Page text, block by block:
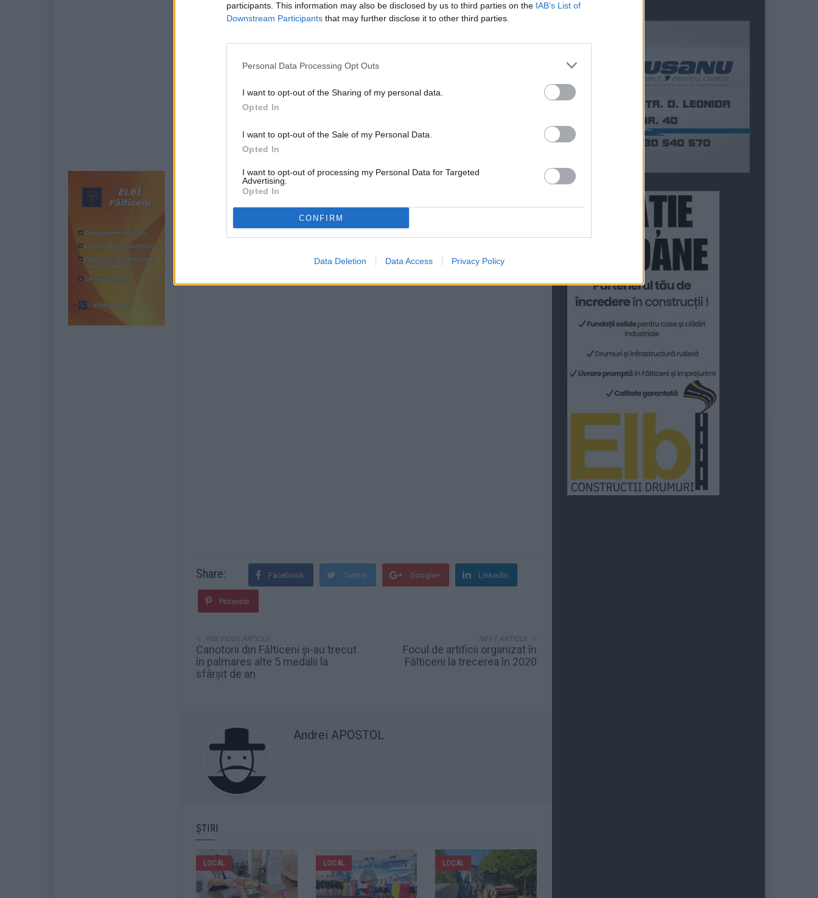
participants. This information may also be disclosed by us to third parties on the IAB’s List of
Downstream Participants that may further disclose it to other third parties.
Personal Data Processing Opt Outs
I want to opt-out of the Sharing of my personal data.
Opted In
I want to opt-out of the Sale of my Personal Data.
Opted In
I want to opt-out of processing my Personal Data for Targeted
Advertising.
Opted In
CONFIRM
Data Deletion Data Access Privacy Policy
Share: Facebook Twitter Google+ LinkedIn
Pinterest
NEXT ARTICLE
Focul de artificii organizat în
Fălticeni la trecerea în 2020
PREVIOUS ARTICLE
Canotorii din Fălticeni și-au trecut
în palmares alte 5 medalii la
sfârșit de an
Andrei APOSTOL
ȘTIRI
LOCAL LOCAL LOCAL